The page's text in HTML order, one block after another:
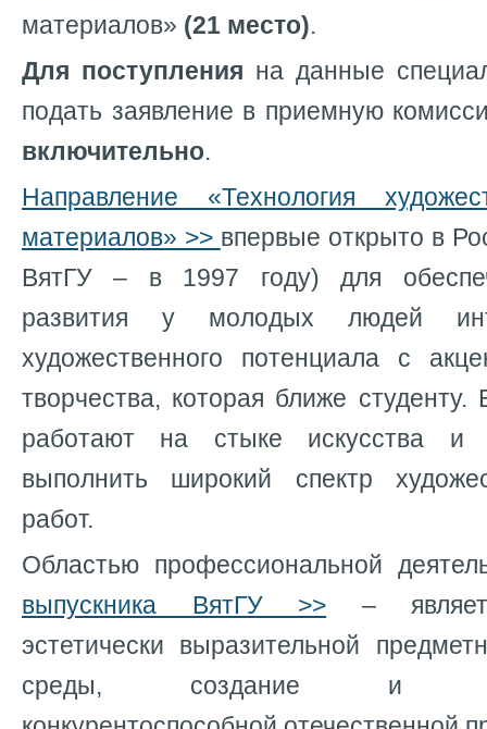
материалов» (21 место).
Для поступления на данные
подать заявление в приемную
включительно.
Направление «Технология
материалов» >> впервые открыто в
ВятГУ– в 1997 году) для
развития у молодых людей
художественного потенциала с
творчества, которая ближе
работают на стыке искусства и
выполнить широкий спектр
работ.
Областью профессиональной
выпускника ВятГУ >> –
эстетически выразительной
среды, создание и